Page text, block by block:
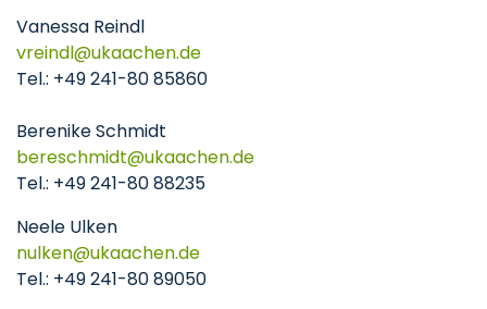
Vanessa Reindl
vreindl
ukaachende
Tel.: +49 241-80 85860
Berenike Schmidt
bereschmidt
ukaachende
Tel.: +49 241-80 88235
Neele Ulken
nulken
ukaachende
Tel.: +49 241-80 89050